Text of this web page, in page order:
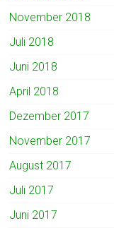
November 2018
Juli 2018
Juni 2018
April 2018
Dezember 2017
November 2017
August 2017
Juli 2017
Juni 2017